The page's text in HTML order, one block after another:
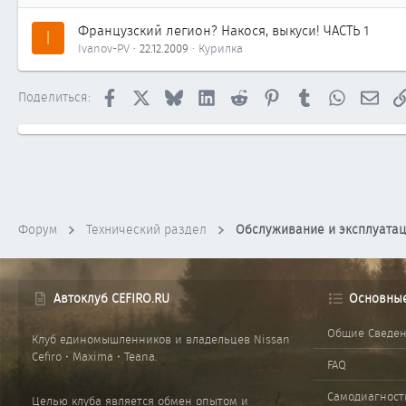
I Французский легион? Накося, выкуси! ЧАСТЬ 1
Ivanov-PV 22.12.2009 Курилка
Поделиться: Facebook Bluesky LinkedInReddit PinterestTumblrWhatsApp
Форум Технический раздел Обслуживание и
Автоклуб CEFIRO.RU
Клуб единомышленников и владельцев Nissan
Cefiro • Maxima • Teana.
Целью клуба является обмен опытом и
Общие
FAQ